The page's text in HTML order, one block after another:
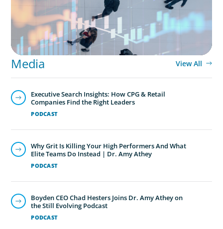
Media View All
PODCAST
Executive Search Insights: How CPG & Retail
Companies Find the Right Leaders
PODCAST
Why Grit Is Killing Your High Performers And What
Elite Teams Do Instead | Dr. Amy Athey
PODCAST
Boyden CEO Chad Hesters Joins Dr. Amy Athey on
the Still Evolving Podcast